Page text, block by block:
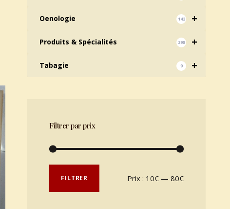
+
Oenologie 142
+
Produits & Spécialités 298
+
Tabagie 9
Filtrer par prix
Prix maxFILTRER Prix : 10€ — 80€